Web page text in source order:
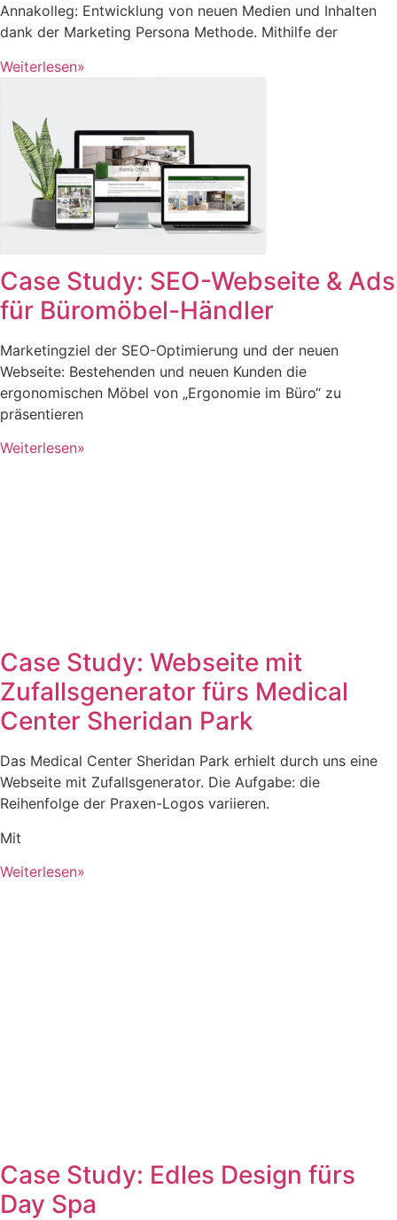
Annakolleg: Entwicklung von neuen Medien und Inhalten
dank der Marketing Persona Methode. Mithilfe der
Weiterlesen»
Case Study: SEO-Webseite & Ads
für Büromöbel-Händler
Marketingziel der SEO-Optimierung und der neuen
Webseite: Bestehenden und neuen Kunden die
ergonomischen Möbel von „Ergonomie im Büro“ zu
präsentieren
Weiterlesen»
Case Study: Webseite mit
Zufallsgenerator fürs Medical
Center Sheridan Park
Das Medical Center Sheridan Park erhielt durch uns eine
Webseite mit Zufallsgenerator. Die Aufgabe: die
Reihenfolge der Praxen-Logos variieren.
Mit
Weiterlesen»
Case Study: Edles Design fürs
Day Spa